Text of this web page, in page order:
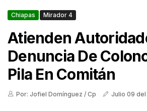
Chiapas Mirador 4
Atienden
Denuncia De
Pila En Comitán
Por: Jofiel Domínguez / Cp Julio 09